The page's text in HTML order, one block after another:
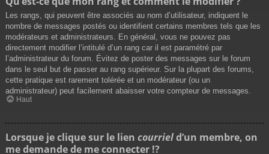
Les rangs, qui peuvent être associés au nom d’utilisateur, indiquent le
nombre de messages postés ou identifient certains membres tels que les
modérateurs et administrateurs. En général, vous ne pouvez pas
directement modifier l’intitulé d’un rang car il est paramétré par
l’administrateur du forum. Évitez de poster des messages sur le forum
dans le seul but de passer au rang supérieur. Sur la plupart des forums,
cette pratique est rarement tolérée et un modérateur (ou un
administrateur) peut facilement abaisser votre compteur de messages.
Haut
Lorsque je clique sur le lien courrield’un membre, on
me demande de me connecter !?